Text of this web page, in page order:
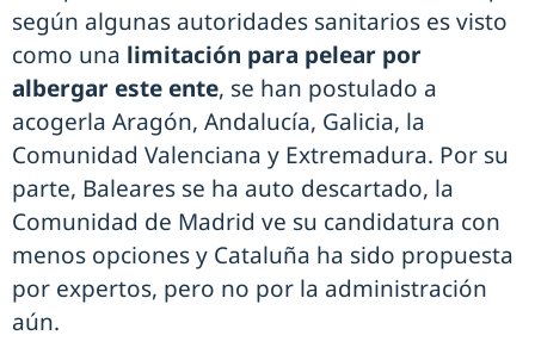
según algunas autoridades sanitarios es visto
como una limitación para pelear por
albergar este ente, se han postulado a
acogerla Aragón, Andalucía, Galicia, la
Comunidad Valenciana y Extremadura. Por su
parte, Baleares se ha auto descartado, la
Comunidad de Madrid ve su candidatura con
menos opciones y Cataluña ha sido propuesta
por expertos, pero no por la administración
aún.